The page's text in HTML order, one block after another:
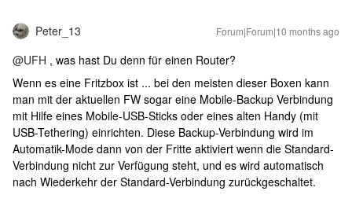
Peter_13 Forum|Forum|10 months ago
@UFH , was hast Du denn für einen Router?
Wenn es eine Fritzbox ist ... bei den meisten dieser Boxen kann
man mit der aktuellen FW sogar eine Mobile-Backup Verbindung
mit Hilfe eines Mobile-USB-Sticks oder eines alten Handy (mit
USB-Tethering) einrichten. Diese Backup-Verbindung wird im
Automatik-Mode dann von der Fritte aktiviert wenn die Standard-
Verbindung nicht zur Verfügung steht, und es wird automatisch
nach Wiederkehr der Standard-Verbindung zurückgeschaltet.